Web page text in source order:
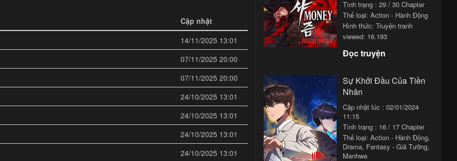
Cập nhật
14/11/2025 13:01
07/11/2025 20:00
07/11/2025 20:00
24/10/2025 13:01
24/10/2025 13:01
24/10/2025 13:01
24/10/2025 13:01
Tình trạng : 29 / 30 Chapter
Thể loại: Action - Hành Động
Hình thức: Truyện tranh
viewed: 16.193
Đọc truyện
Sự Khởi Đầu Của Tiền
Nhân
Cập nhật lúc : 02/01/2024
11:15
Tình trạng : 16 / 17 Chapter
Thể loại: Action - Hành Động,
Drama, Fantasy - Giả Tưởng,
Manhwa